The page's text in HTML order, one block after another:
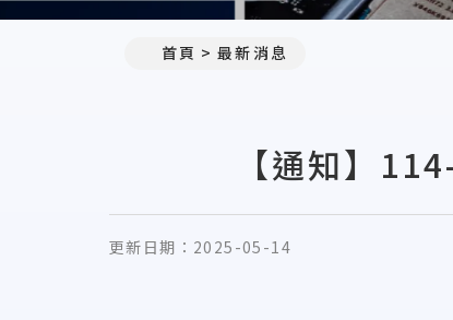
首頁 最新消息
【通知】
更新日期： 2025-05-14